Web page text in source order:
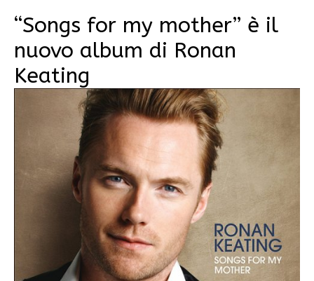
“Songs for my mother” è il
nuovo album di Ronan
Keating